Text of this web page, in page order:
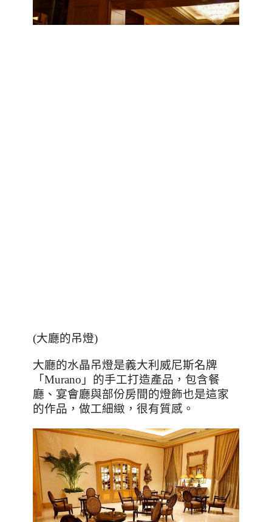
(大廳的吊燈)
大廳的水晶吊燈是義大利威尼斯名牌
「 Murano 」的手工打造產品，包含餐
廳、宴會廳與部份房間的燈飾也是這家
的作品，做工細緻，很有質感。